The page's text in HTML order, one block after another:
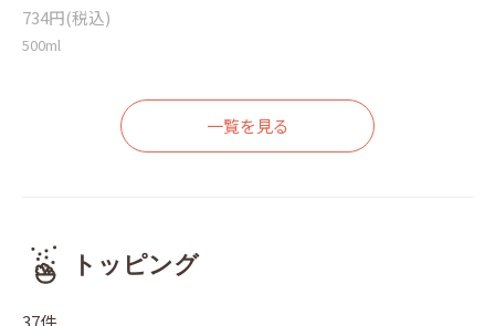
734円(税込)
500ml
一覧を見る
トッピング
37件